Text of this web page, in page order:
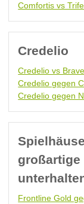
Comfortis vs
Credelio
Credelio vs
Credelio gegen
Credelio gegen
großartige
Frontline Gold